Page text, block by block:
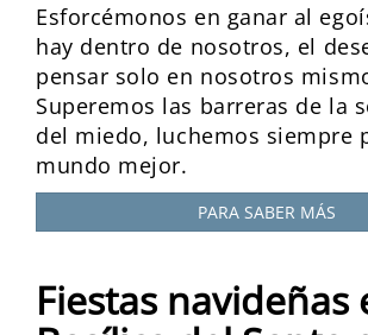
Esforcémonos en ganar al
hay dentro de nosotros, el
pensar solo en nosotros
Superemos las barreras de la
del miedo, luchemos siempre
mundo mejor.
PARA SABER MÁS
Fiestas navideñas